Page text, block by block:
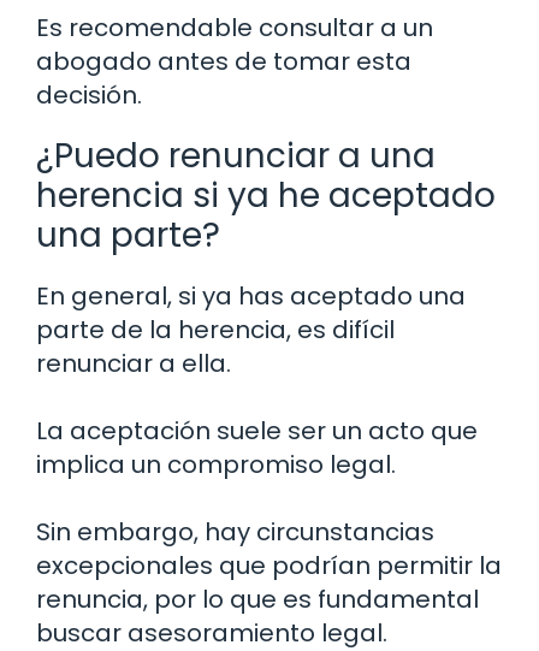
Es recomendable consultar a un
abogado antes de tomar esta
decisión.
¿Puedo renunciar a una
herencia si ya he aceptado
una parte?
En general, si ya has aceptado una
parte de la herencia, es difícil
renunciar a ella.
La aceptación suele ser un acto que
implica un compromiso legal.
Sin embargo, hay circunstancias
excepcionales que podrían permitir la
renuncia, por lo que es fundamental
buscar asesoramiento legal.